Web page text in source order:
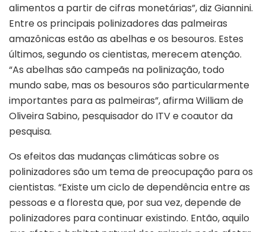
alimentos a partir de cifras monetárias”, diz Giannini.
Entre os principais polinizadores das palmeiras
amazônicas estão as abelhas e os besouros. Estes
últimos, segundo os cientistas, merecem atenção.
“As abelhas são campeãs na polinização, todo
mundo sabe, mas os besouros são particularmente
importantes para as palmeiras”, afirma William de
Oliveira Sabino, pesquisador do ITV e coautor da
pesquisa.
Os efeitos das mudanças climáticas sobre os
polinizadores são um tema de preocupação para os
cientistas. “Existe um ciclo de dependência entre as
pessoas e a floresta que, por sua vez, depende de
polinizadores para continuar existindo. Então, aquilo